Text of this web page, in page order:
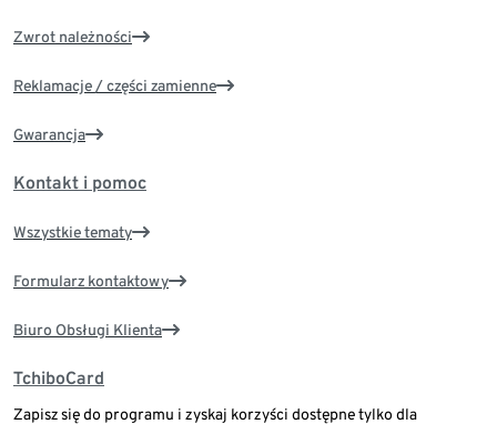
Zwrot należności
Reklamacje / części zamienne
Gwarancja
Kontakt i pomoc
Wszystkie tematy
Formularz kontaktowy
Biuro Obsługi Klienta
TchiboCard
Zapisz się do programu i zyskaj korzyści dostępne tylko dla